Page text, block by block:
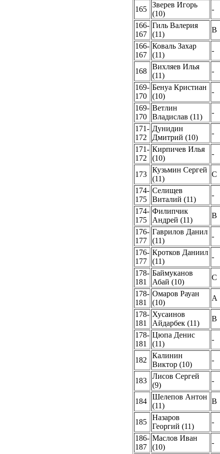
165
Зверев Игорь
(10)
-
166-
167
Гиль Валерия
(11)
B
166-
167
Коваль Захар
(11)
-
168
Вихляев Илья
(11)
-
169-
170
Бенуа Кристиан
(10)
-
169-
170
Ветлин
Владислав (11)
-
171-
172
Дунидин
Дмитрий (10)
-
171-
172
Кирпичев Илья
(10)
-
173
Кузьмин Сергей
(11)
C
174-
175
Селищев
Виталий (11)
-
174-
175
Филипчик
Андрей (11)
B
176-
177
Гаврилов Данил
(11)
-
176-
177
Кротков Даниил
(11)
-
178-
181
Баймуканов
Абай (10)
C
178-
181
Омаров Рауан
(10)
A
178-
181
Хусаинов
Айдарбек (11)
B
178-
181
Цюпа Денис
(11)
-
182
Калинин
Виктор (10)
-
183
Лисов Сергей
(9)
-
184
Шелепов Антон
(11)
B
185
Назаров
Георгий (11)
-
186-
187
Маслов Иван
(10)
-